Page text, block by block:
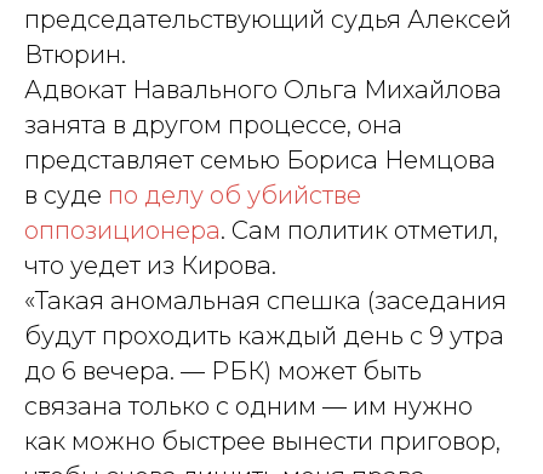
председательствующий судья Алексей
Втюрин.
Адвокат Навального Ольга Михайлова
занята в другом процессе, она
представляет семью Бориса Немцова
в суде по делу об убийстве
оппозиционера. Сам политик отметил,
что уедет из Кирова.
«Такая аномальная спешка (заседания
будут проходить каждый день с 9 утра
до 6 вечера. — РБК) может быть
связана только с одним — им нужно
как можно быстрее вынести приговор,